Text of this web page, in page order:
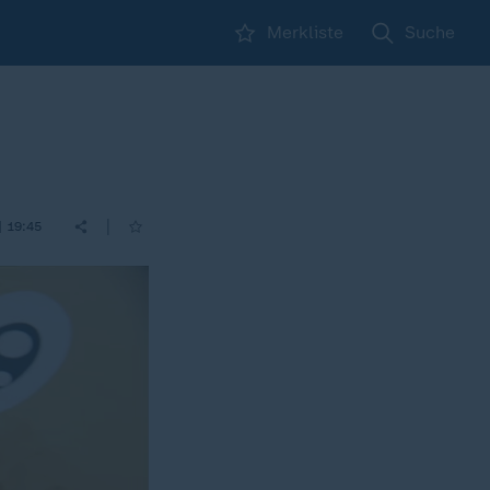
Merkliste Suche
19:45